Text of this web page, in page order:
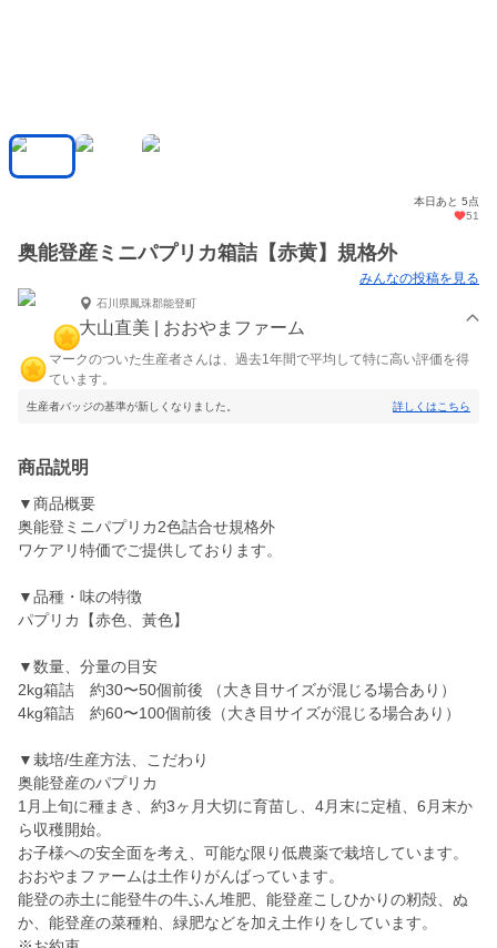
本日あと 5点
51
奥能登産ミニパプリカ箱詰【赤黄】規格外
みんなの投稿を見る
石川県鳳珠郡能登町
大山直美 | おおやまファーム
マークのついた生産者さんは、過去1年間で平均して特に高い評価を得
ています。
生産者バッジの基準が新しくなりました。 詳しくはこちら
商品説明
▼商品概要
奥能登ミニパプリカ2色詰合せ規格外
ワケアリ特価でご提供しております。
▼品種・味の特徴
パプリカ【赤色、黃色】
▼数量、分量の目安
2kg箱詰 約30〜50個前後 （大き目サイズが混じる場合あり）
4kg箱詰 約60〜100個前後（大き目サイズが混じる場合あり）
▼栽培/生産方法、こだわり
奥能登産のパプリカ
1月上旬に種まき、約3ヶ月大切に育苗し、4月末に定植、6月末か
ら収穫開始。
お子様への安全面を考え、可能な限り低農薬で栽培しています。
おおやまファームは土作りがんばっています。
能登の赤土に能登牛の牛ふん堆肥、能登産こしひかりの籾殻、ぬ
か、能登産の菜種粕、緑肥などを加え土作りをしています。